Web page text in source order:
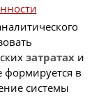
затратахи
в
системы